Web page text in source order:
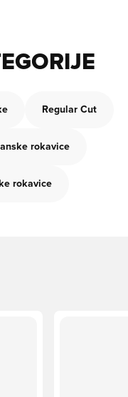
Regular Cut
rokavice
rokavice